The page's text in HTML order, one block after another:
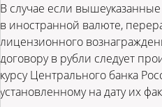
В случае если
в иностранной валюте,
лицензионного
договору в рубли следует
курсу Центрального банка
установленному на дату их